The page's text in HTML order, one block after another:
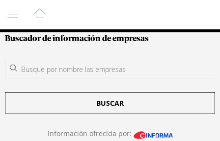
Guía de Empresas Colombianas
Buscador de información de empresas
BUSCAR
Información ofrecida por: